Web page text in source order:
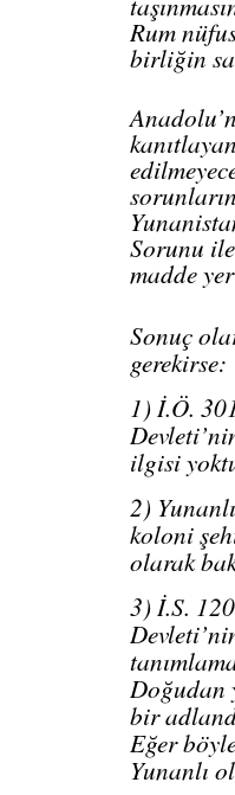
Rum
birliğin
Sorunu
madde
Sonuç
1) İ.Ö.
ilgisi
2)
koloni
olarak
3) İ.S.
Doğudan
bir
Eğer
Yunanlı